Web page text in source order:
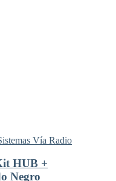
Vía Radio
HUB +
Negro